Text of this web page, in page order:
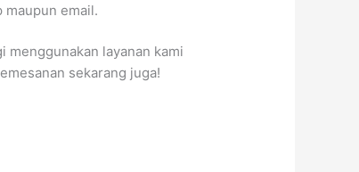
maupun email.
menggunakan layanan kami
sekarang juga!